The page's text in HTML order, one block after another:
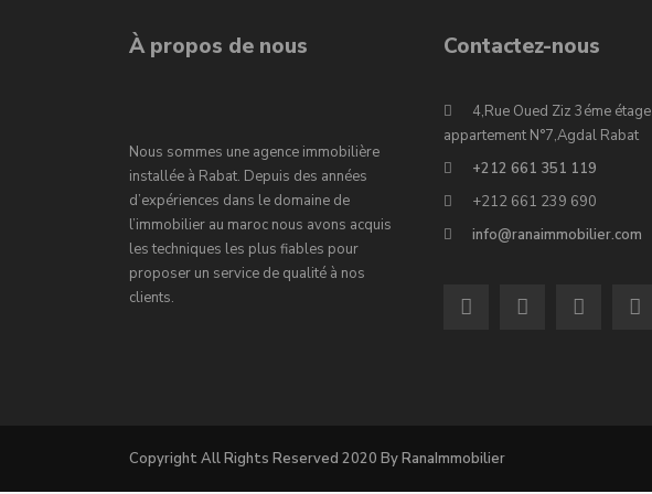
À propos de nous
Nous sommes une agence immobilière
installée à Rabat. Depuis des années
d’expériences dans le domaine de
l’immobilier au maroc nous avons acquis
les techniques les plus fiables pour
proposer un service de qualité à nos
clients.
Contactez-nous
4,Rue Oued Ziz 3éme étage
appartement N°7,Agdal Rabat
+212 661 351 119
+212 661 239 690
info@ranaimmobilier.com
Copyright All Rights Reserved 2020 By RanaImmobilier